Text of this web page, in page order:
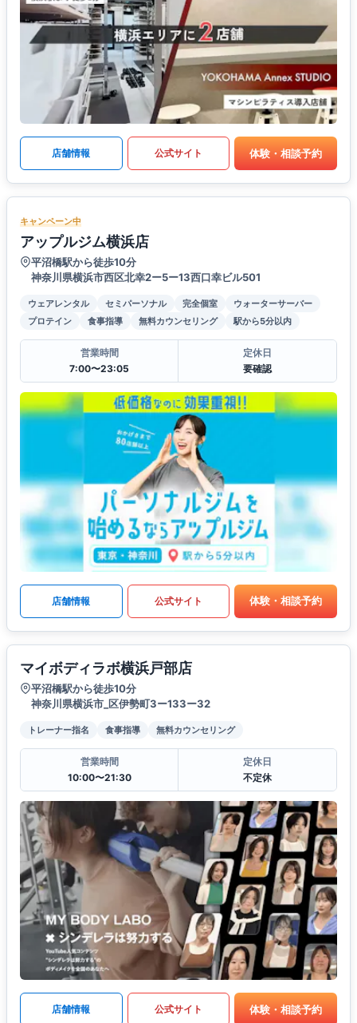
店舗情報 公式サイト 体験・相談予約
キャンペーン中
アップルジム横浜店
平沼橋駅から徒歩10分
神奈川県横浜市西区北幸2ー5ー13西口幸ビル501
ウェアレンタル セミパーソナル 完全個室
ウォーターサーバー
プロテイン
食事指導 無料カウンセリング 駅から5分以内
営業時間
7:00〜23:05
定休日
要確認
店舗情報 公式サイト 体験・相談予約
マイボディラボ横浜戸部店
平沼橋駅から徒歩10分
神奈川県横浜市_区伊勢町3ー133ー32
トレーナー指名 食事指導 無料カウンセリング
営業時間
10:00〜21:30
定休日
不定休
店舗情報 公式サイト 体験・相談予約